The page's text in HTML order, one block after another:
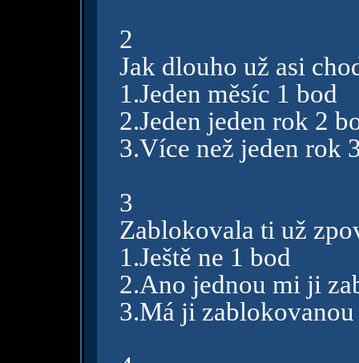
2
Jak dlouho už asi
1.Jeden měsíc 1 bod
2.Jeden jeden rok 2
3.Více než jeden rok
3
Zablokovala ti už
1.Ještě ne 1 bod
2.Ano jednou mi ji
3.Má ji